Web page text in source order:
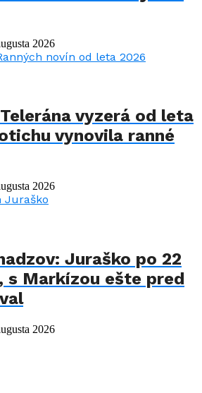
2026
vyzerá od leta
vynovila ranné
2026
Juraško po 22
s Markízou ešte pred
2026